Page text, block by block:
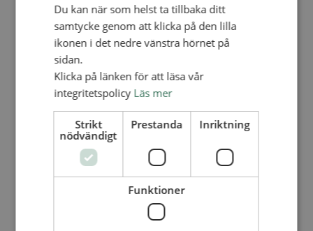
FÖR FÖRSAMLINGAR
VAD VI GÖR
VAD VI GÖR
Våra arbeten
Här finns vi
Nationellt
Nationella avdelningen
Nationella arbetsområden
Våra pionjära satsningar
Engagera dig nationellt
Ekumeniska året 2025
Du kan när som helst ta tillbaka ditt
samtycke genom att klicka på den lilla
ikonen i det nedre vänstra hörnet på
sidan.
Klicka på länken för att läsa vår
integritetspolicy Läs mer
Strikt
nödvändigt
Prestanda Inriktning
Funktioner